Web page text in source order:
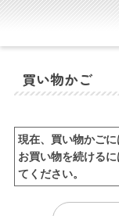
買い物かご
現在、買い物かごに
お買い物を続ける
てください。